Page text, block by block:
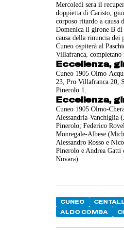
Mercoledì sera il
doppietta di Caristo,
corposo ritardo a causa
Domenica il girone B di
causa della rinuncia dei
Cuneo ospiterà al
Villafranca,
Eccellenza,
Cuneo 1905 Olmo-
23, Pro Villafranca 20,
Pinerolo 1.
Eccellenza,
Cuneo 1905 Olmo-
Alessandria-Vanchiglia
Pinerolo; Federico
Monregale-Albese
Alessandro Rosso e
Pinerolo e Andrea Gatti
Novara)
CUNEO
ALDO COMBA